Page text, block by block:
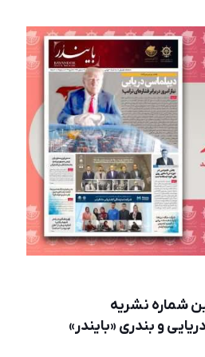
شماره نشریه
و بندری «بایندر»